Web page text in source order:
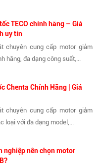
TECO chính hãng – Giá
uy tín
chuyên cung cấp motor giảm
hãng, đa dạng công suất,...
Chenta Chính Hãng | Giá
chuyên cung cấp motor giảm
loại với đa dạng model,...
nghiệp nên chọn motor